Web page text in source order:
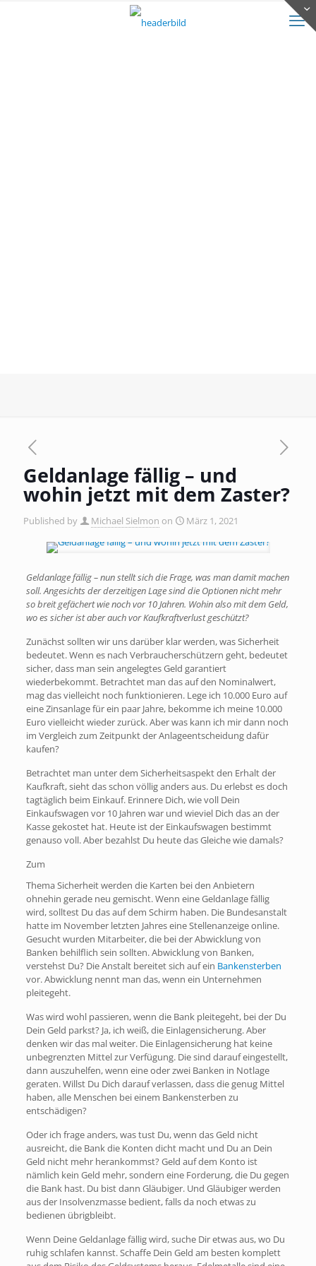
Geldanlage fällig – und
wohin jetzt mit dem Zaster?
Published by Michael Sielmon on März 1, 2021
Geldanlage fällig – nun stellt sich die Frage, was man damit machen
soll. Angesichts der derzeitigen Lage sind die Optionen nicht mehr
so breit gefächert wie noch vor 10 Jahren. Wohin also mit dem Geld,
wo es sicher ist aber auch vor Kaufkraftverlust geschützt?
Zunächst sollten wir uns darüber klar werden, was Sicherheit
bedeutet. Wenn es nach Verbraucherschützern geht, bedeutet
sicher, dass man sein angelegtes Geld garantiert
wiederbekommt. Betrachtet man das auf den Nominalwert,
mag das vielleicht noch funktionieren. Lege ich 10.000 Euro auf
eine Zinsanlage für ein paar Jahre, bekomme ich meine 10.000
Euro vielleicht wieder zurück. Aber was kann ich mir dann noch
im Vergleich zum Zeitpunkt der Anlageentscheidung dafür
kaufen?
Betrachtet man unter dem Sicherheitsaspekt den Erhalt der
Kaufkraft, sieht das schon völlig anders aus. Du erlebst es doch
tagtäglich beim Einkauf. Erinnere Dich, wie voll Dein
Einkaufswagen vor 10 Jahren war und wieviel Dich das an der
Kasse gekostet hat. Heute ist der Einkaufswagen bestimmt
genauso voll. Aber bezahlst Du heute das Gleiche wie damals?
Zum
Thema Sicherheit werden die Karten bei den Anbietern
ohnehin gerade neu gemischt. Wenn eine Geldanlage fällig
wird, solltest Du das auf dem Schirm haben. Die Bundesanstalt
hatte im November letzten Jahres eine Stellenanzeige online.
Gesucht wurden Mitarbeiter, die bei der Abwicklung von
Banken behilflich sein sollten. Abwicklung von Banken,
verstehst Du? Die Anstalt bereitet sich auf ein Bankensterben
vor. Abwicklung nennt man das, wenn ein Unternehmen
pleitegeht.
Was wird wohl passieren, wenn die Bank pleitegeht, bei der Du
Dein Geld parkst? Ja, ich weiß, die Einlagensicherung. Aber
denken wir das mal weiter. Die Einlagensicherung hat keine
unbegrenzten Mittel zur Verfügung. Die sind darauf eingestellt,
dann auszuhelfen, wenn eine oder zwei Banken in Notlage
geraten. Willst Du Dich darauf verlassen, dass die genug Mittel
haben, alle Menschen bei einem Bankensterben zu
entschädigen?
Oder ich frage anders, was tust Du, wenn das Geld nicht
ausreicht, die Bank die Konten dicht macht und Du an Dein
Geld nicht mehr herankommst? Geld auf dem Konto ist
nämlich kein Geld mehr, sondern eine Forderung, die Du gegen
die Bank hast. Du bist dann Gläubiger. Und Gläubiger werden
aus der Insolvenzmasse bedient, falls da noch etwas zu
bedienen übrigbleibt.
Wenn Deine Geldanlage fällig wird, suche Dir etwas aus, wo Du
ruhig schlafen kannst. Schaffe Dein Geld am besten komplett